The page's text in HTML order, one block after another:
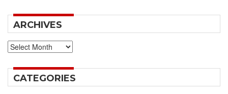
ARCHIVES
Archives
CATEGORIES